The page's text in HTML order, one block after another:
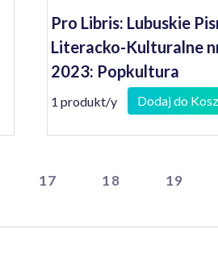
Pro Libris: Lubuskie
Literacko-Kulturalne
2023: Popkultura
1 produkt/y Dodaj do
17 18 19